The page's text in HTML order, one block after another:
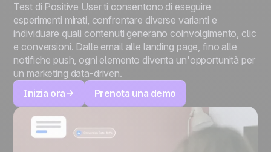
Test di Positive User ti consentono di eseguire
esperimenti mirati, confrontare diverse varianti e
individuare quali contenuti generano coinvolgimento, clic
e conversioni. Dalle email alle landing page, fino alle
notifiche push, ogni elemento diventa un'opportunità per
un marketing data-driven.
Inizia ora
Prenota una demo